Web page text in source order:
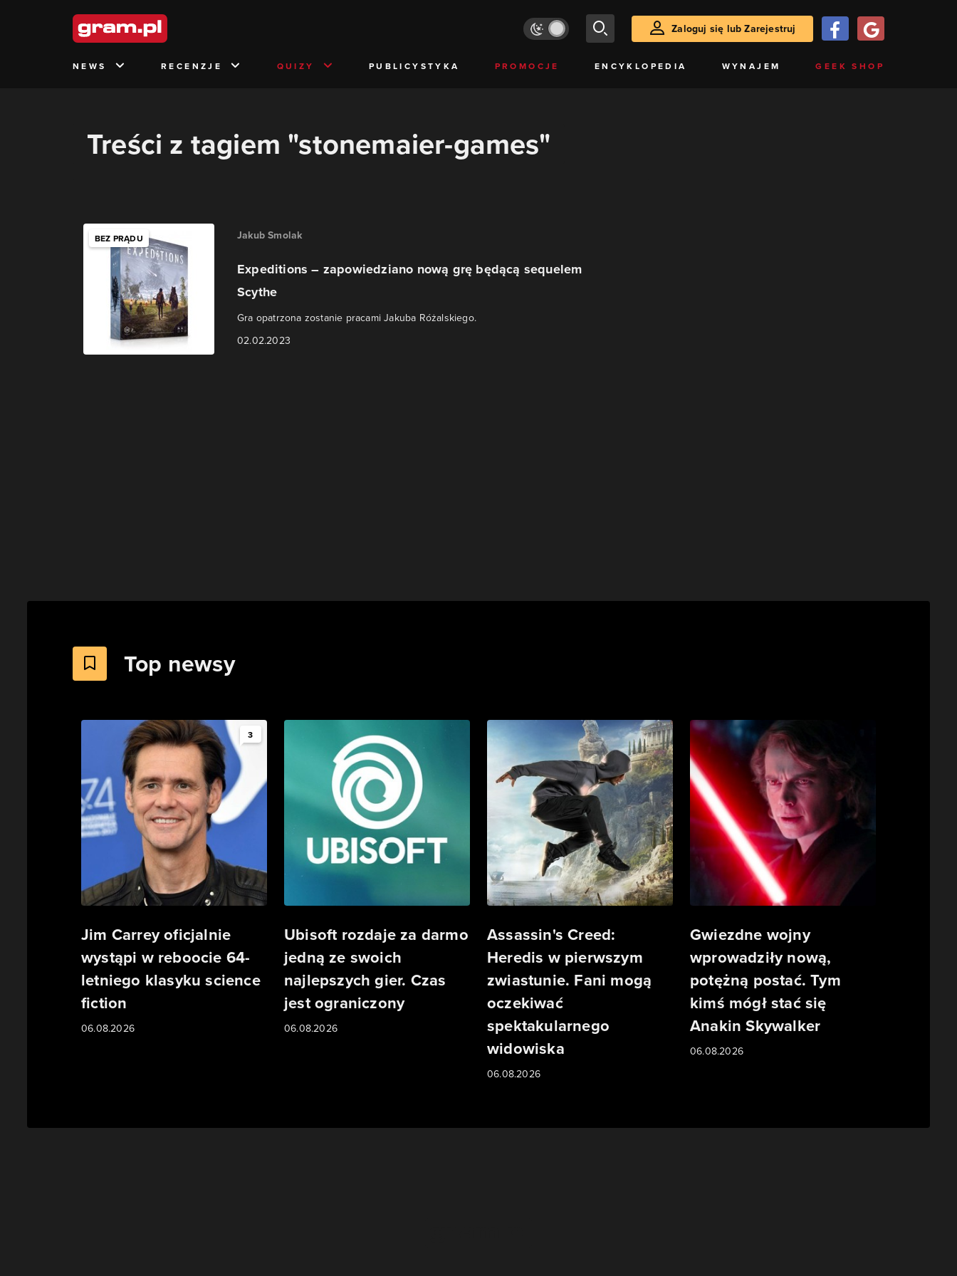
Zaloguj się lub Zarejestruj
NEWS RECENZJE QUIZY PUBLICYSTYKA PROMOCJE ENCYKLOPEDIA WYNAJEM GEEK SHOP
Treści z tagiem "stonemaier-games"
BEZ PRĄDU Jakub Smolak
Expeditions – zapowiedziano nową grę będącą sequelem
Scythe
Gra opatrzona zostanie pracami Jakuba Różalskiego.
02.02.2023
Top newsy
3
Jim Carrey oficjalnie
wystąpi w reboocie 64-
letniego klasyku science
fiction
06.08.2026
Ubisoft rozdaje za darmo
jedną ze swoich
najlepszych gier. Czas
jest ograniczony
06.08.2026
Assassin's Creed:
Heredis w pierwszym
zwiastunie. Fani mogą
oczekiwać
spektakularnego
widowiska
06.08.2026
Gwiezdne wojny
wprowadziły nową,
potężną postać. Tym
kimś mógł stać się
Anakin Skywalker
06.08.2026